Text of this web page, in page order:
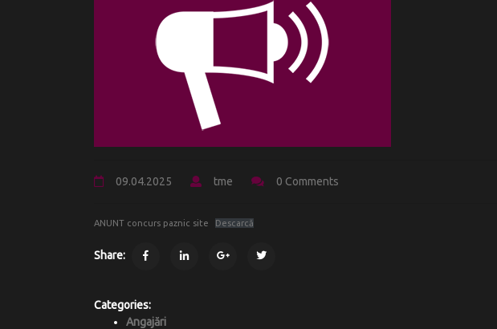
09.04.2025 tme 0 Comments
ANUNT concurs paznic site Descarcă
Share:
Categories:
Angajări